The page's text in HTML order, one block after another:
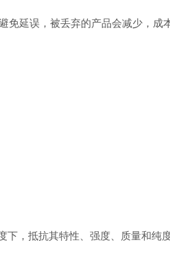
免延误，被丢弃的产品会减少，成
，抵抗其特性、强度、质量和纯